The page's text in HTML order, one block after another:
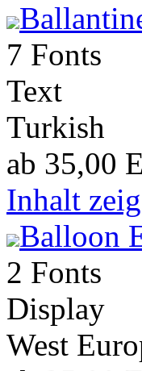
7 Fonts
Text
Turkish
ab 35,00
Inhalt
Balloon
2 Fonts
Display
West